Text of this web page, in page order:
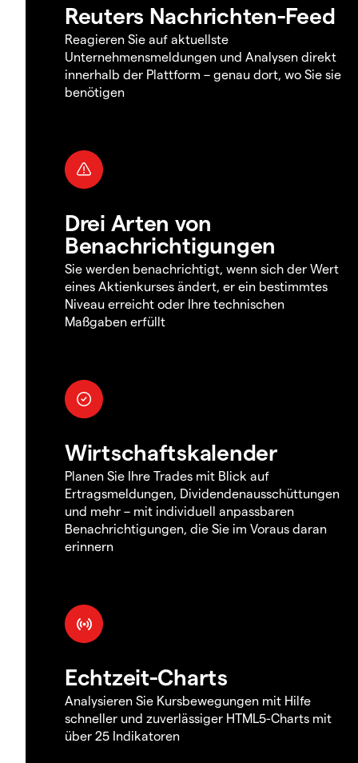
Reuters Nachrichten-Feed
Reagieren Sie auf aktuellste
Unternehmensmeldungen und Analysen direkt
innerhalb der Plattform – genau dort, wo Sie sie
benötigen
Drei Arten von
Benachrichtigungen
Sie werden benachrichtigt, wenn sich der Wert
eines Aktienkurses ändert, er ein bestimmtes
Niveau erreicht oder Ihre technischen
Maßgaben erfüllt
Wirtschaftskalender
Planen Sie Ihre Trades mit Blick auf
Ertragsmeldungen, Dividendenausschüttungen
und mehr – mit individuell anpassbaren
Benachrichtigungen, die Sie im Voraus daran
erinnern
Echtzeit-Charts
Analysieren Sie Kursbewegungen mit Hilfe
schneller und zuverlässiger HTML5-Charts mit
über 25 Indikatoren